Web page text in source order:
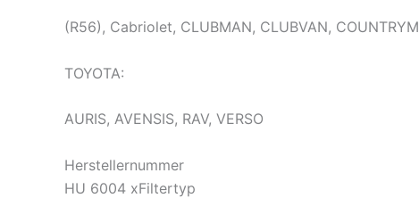
(R56), Cabriolet, CLUBMAN, CLUBVAN,
TOYOTA:
AURIS, AVENSIS, RAV, VERSO
Herstellernummer
HU 6004 xFiltertyp